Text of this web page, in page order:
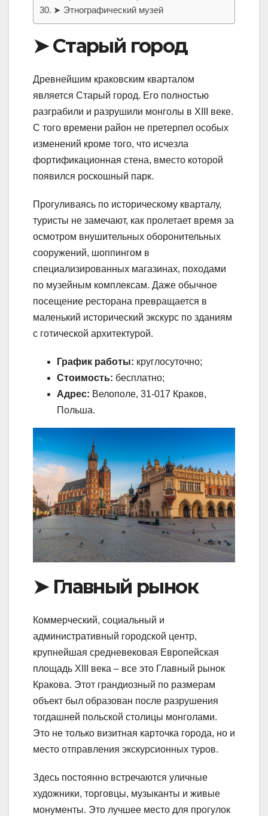
➤ Этнографический музей
➤ Старый город
Древнейшим краковским кварталом
является Старый город. Его полностью
разграбили и разрушили монголы в XIII веке.
С того времени район не претерпел особых
изменений кроме того, что исчезла
фортификационная стена, вместо которой
появился роскошный парк.
Прогуливаясь по историческому кварталу,
туристы не замечают, как пролетает время за
осмотром внушительных оборонительных
сооружений, шоппингом в
специализированных магазинах, походами
по музейным комплексам. Даже обычное
посещение ресторана превращается в
маленький исторический экскурс по зданиям
с готической архитектурой.
График работы: круглосуточно;
Стоимость: бесплатно;
Адрес: Велополе, 31-017 Краков,
Польша.
➤ Главный рынок
Коммерческий, социальный и
административный городской центр,
крупнейшая средневековая Европейская
площадь XIII века – все это Главный рынок
Кракова. Этот грандиозный по размерам
объект был образован после разрушения
тогдашней польской столицы монголами.
Это не только визитная карточка города, но и
место отправления экскурсионных туров.
Здесь постоянно встречаются уличные
художники, торговцы, музыканты и живые
монументы. Это лучшее место для прогулок